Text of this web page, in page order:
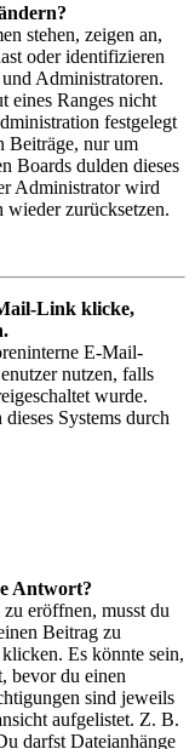
stehen, zeigen an,
oder identifizieren
Administratoren.
eines Ranges nicht
festgelegt
Beiträge, nur um
Boards dulden dieses
Administrator wird
wieder zurücksetzen.
Link klicke,
E-Mail-
nutzen, falls
wurde.
Systems durch
Antwort?
eröffnen, musst du
Beitrag zu
Es könnte sein,
bevor du einen
sind jeweils
aufgelistet. Z. B.
darfst Dateianhänge